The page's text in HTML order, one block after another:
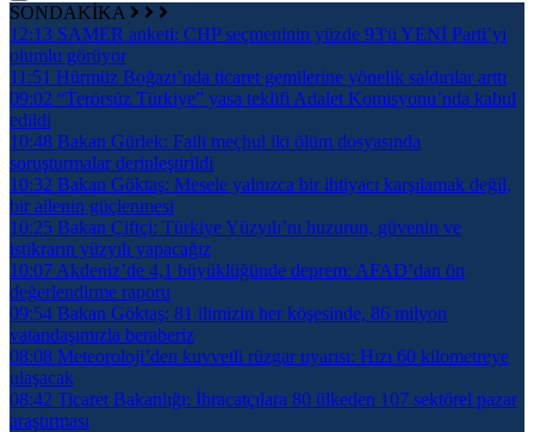
SONDAKİKA
12:13 SAMER anketi: CHP seçmeninin yüzde 93'ü YENİ Parti’yi
olumlu görüyor
11:51 Hürmüz Boğazı’nda ticaret gemilerine yönelik saldırılar arttı
09:02 “Terörsüz Türkiye” yasa teklifi Adalet Komisyonu’nda kabul
edildi
10:48 Bakan Gürlek: Faili meçhul iki ölüm dosyasında
soruşturmalar derinleştirildi
10:32 Bakan Göktaş: Mesele yalnızca bir ihtiyacı karşılamak değil,
bir ailenin güçlenmesi
10:25 Bakan Çiftçi: Türkiye Yüzyılı’nı huzurun, güvenin ve
istikrarın yüzyılı yapacağız
10:07 Akdeniz’de 4,1 büyüklüğünde deprem: AFAD’dan ön
değerlendirme raporu
09:54 Bakan Göktaş: 81 ilimizin her köşesinde, 86 milyon
vatandaşımızla beraberiz
08:08 Meteoroloji’den kuvvetli rüzgar uyarısı: Hızı 60 kilometreye
ulaşacak
08:42 Ticaret Bakanlığı: İhracatçılara 80 ülkeden 107 sektörel pazar
araştırması